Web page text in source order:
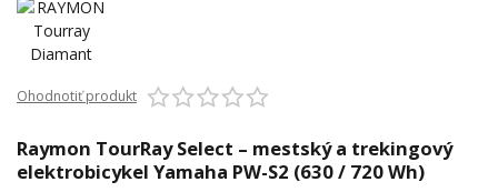
Ohodnotiť produkt
Raymon TourRay Select – mestský a trekingový
elektrobicykel Yamaha PW-S2 (630 / 720 Wh)